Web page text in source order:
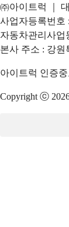
㈜아이트럭 ｜
사업자등록번호
자동차관리사업
본사 주소 : 강원
아이트럭 인증
Copyright ⓒ